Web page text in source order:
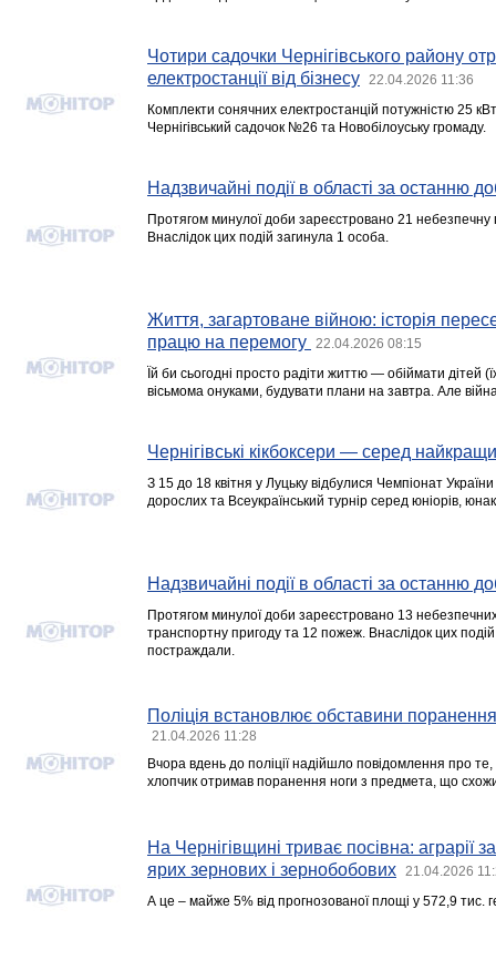
Чотири садочки Чернігівського району
електростанції від бізнесу
22.04.2026 11:36
Комплекти сонячних електростанцій потужністю 25
Чернігівський садочок №26 та Новобілоуську громаду.
Надзвичайні події в області за останню
Протягом минулої доби зареєстровано 21
Внаслідок цих подій загинула 1 особа.
Життя, загартоване війною: історія
працю на перемогу
22.04.2026 08:15
Їй би сьогодні просто радіти життю — обіймати дітей
вісьмома онуками, будувати плани на завтра. Але
Чернігівські кікбоксери — серед
З 15 до 18 квітня у Луцьку відбулися Чемпіонат
дорослих та Всеукраїнський турнір серед юніорів,
Надзвичайні події в області за останню
Протягом минулої доби зареєстровано 13
транспортну пригоду та 12 пожеж. Внаслідок цих
постраждали.
Поліція встановлює обставини
21.04.2026 11:28
Вчора вдень до поліції надійшло повідомлення про
хлопчик отримав поранення ноги з предмета, що
На Чернігівщині триває посівна: аграрії
ярих зернових і зернобобових
21.04.2026
А це – майже 5% від прогнозованої площі у 572,9 тис.